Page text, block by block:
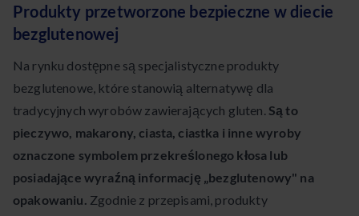
Produkty przetworzone bezpieczne w diecie
bezglutenowej
Na rynku dostępne są specjalistyczne produkty
bezglutenowe, które stanowią alternatywę dla
tradycyjnych wyrobów zawierających gluten. Są to
pieczywo, makarony, ciasta, ciastka i inne wyroby
oznaczone symbolem przekreślonego kłosa lub
posiadające wyraźną informację „bezglutenowy" na
opakowaniu. Zgodnie z przepisami, produkty